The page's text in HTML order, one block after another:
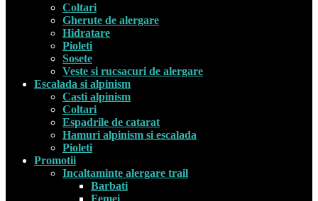
Coltari
Gherute de alergare
Hidratare
Pioleti
Sosete
Veste si rucsacuri de alergare
Escalada si alpinism
Casti alpinism
Coltari
Espadrile de catarat
Hamuri alpinism si escalada
Pioleti
Promotii
Incaltaminte alergare trail
Barbati
Femei